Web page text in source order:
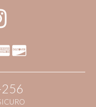
256